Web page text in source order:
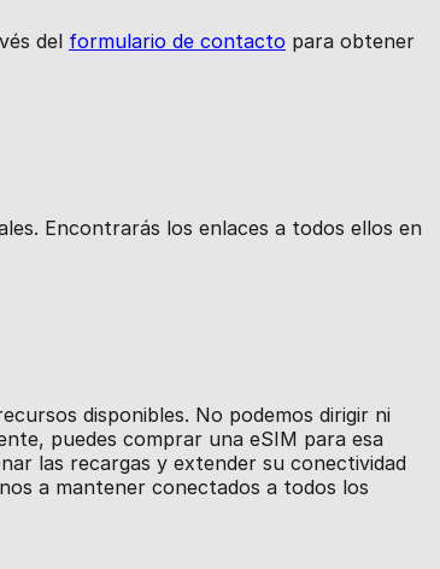
del formulario de contacto para obtener
Encontrarás los enlaces a todos ellos en
disponibles. No podemos dirigir ni
puedes comprar una eSIM para esa
las recargas y extender su conectividad
a mantener conectados a todos los